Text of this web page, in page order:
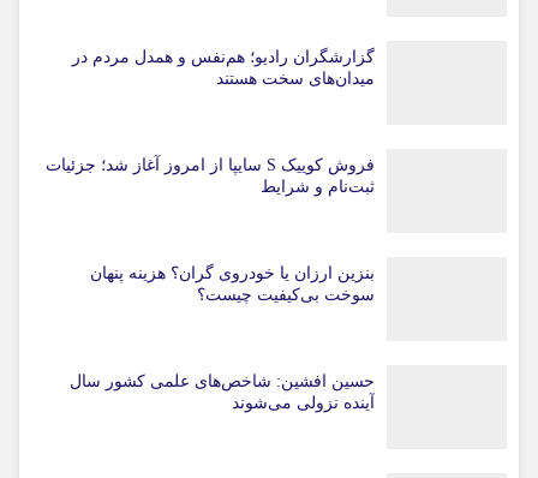
گزارشگران رادیو؛ هم‌نفس و همدل مردم در
میدان‌های سخت هستند
فروش کوییک S سایپا از امروز آغاز شد؛ جزئیات
ثبت‌نام و شرایط
بنزین ارزان یا خودروی گران؟ هزینه پنهان
سوخت بی‌کیفیت چیست؟
حسین افشین: شاخص‌های علمی کشور سال
آینده نزولی می‌شوند